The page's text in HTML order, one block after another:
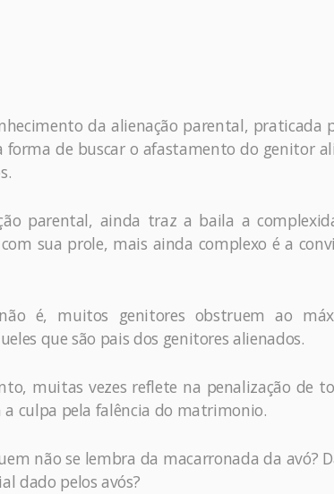
da alienação parental, praticada
de buscar o afastamento do genitor
parental, ainda traz a baila a
sua prole, mais ainda complexo é a
é, muitos genitores obstruem ao
que são pais dos genitores alienados.
muitas vezes reflete na penalização de
culpa pela falência do matrimonio.
não se lembra da macarronada da avó?
dado pelos avós?